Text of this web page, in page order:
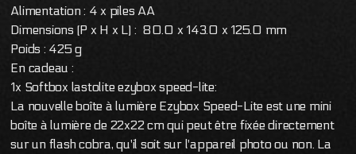
Alimentation : 4 x piles AA
Dimensions (P x H x L) : 80.0 x 143.0 x 125.0 mm
Poids : 425 g
En cadeau :
1x Softbox lastolite ezybox speed-lite:
La nouvelle boîte à lumière Ezybox Speed-Lite est une mini
boîte à lumière de 22x22 cm qui peut être fixée directement
sur un flash cobra, qu'il soit sur l'appareil photo ou non. La